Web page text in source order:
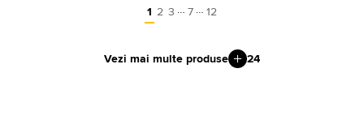
1 2 3 … 7 … 12
Vezi mai multe produse 24